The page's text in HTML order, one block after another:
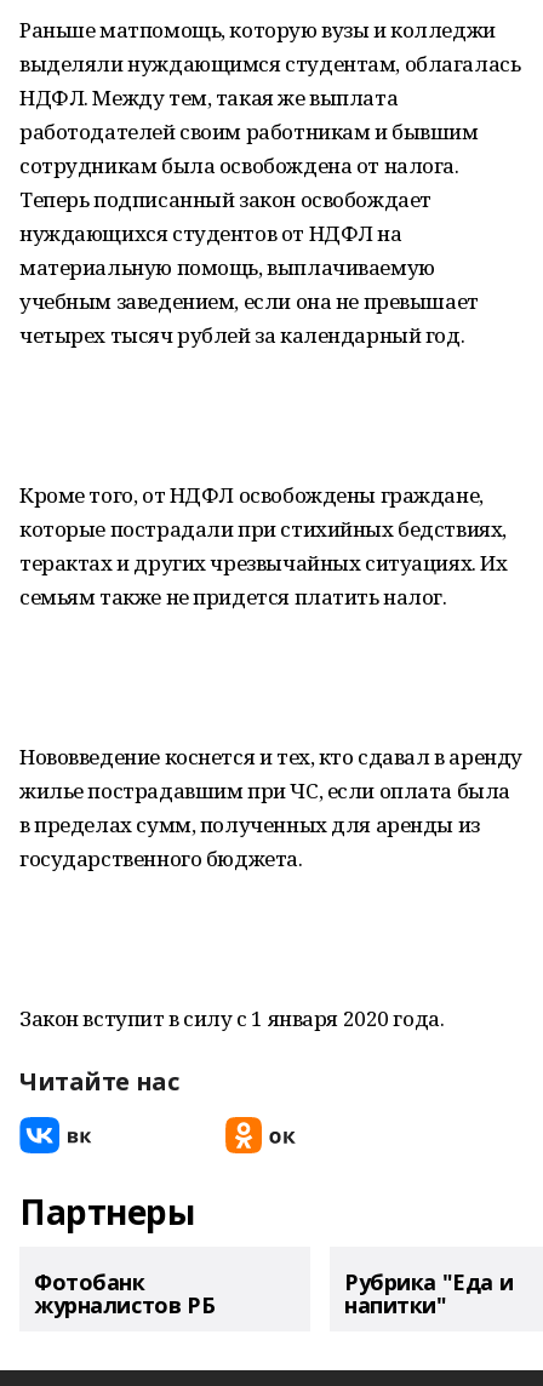
Раньше матпомощь, которую вузы и колледжи
выделяли нуждающимся студентам, облагалась
НДФЛ. Между тем, такая же выплата
работодателей своим работникам и бывшим
сотрудникам была освобождена от налога.
Теперь подписанный закон освобождает
нуждающихся студентов от НДФЛ на
материальную помощь, выплачиваемую
учебным заведением, если она не превышает
четырех тысяч рублей за календарный год.
Кроме того, от НДФЛ освобождены граждане,
которые пострадали при стихийных бедствиях,
терактах и других чрезвычайных ситуациях. Их
семьям также не придется платить налог.
Нововведение коснется и тех, кто сдавал в аренду
жилье пострадавшим при ЧС, если оплата была
в пределах сумм, полученных для аренды из
государственного бюджета.
Закон вступит в силу с 1 января 2020 года.
Читайте нас
Партнеры
Фотобанк
журналистов РБ
Рубрика "Еда и
напитки"